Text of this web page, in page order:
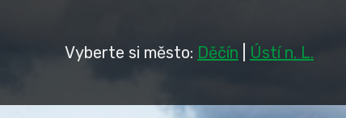
Vyberte si město: Děčín Ústí n. L.